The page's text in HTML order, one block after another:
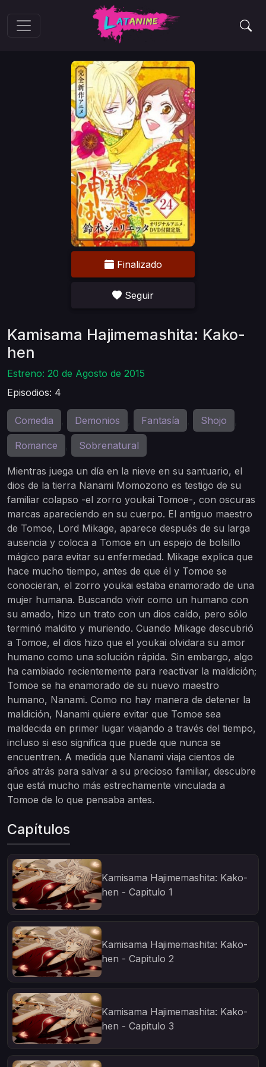
Finalizado
Seguir
Kamisama Hajimemashita: Kako-
hen
Estreno: 20 de Agosto de 2015
Episodios: 4
Comedia Demonios Fantasía Shojo
Romance Sobrenatural
Mientras juega un día en la nieve en su santuario, el
dios de la tierra Nanami Momozono es testigo de su
familiar colapso -el zorro youkai Tomoe-, con oscuras
marcas apareciendo en su cuerpo. El antiguo maestro
de Tomoe, Lord Mikage, aparece después de su larga
ausencia y coloca a Tomoe en un espejo de bolsillo
mágico para evitar su enfermedad. Mikage explica que
hace mucho tiempo, antes de que él y Tomoe se
conocieran, el zorro youkai estaba enamorado de una
mujer humana. Buscando vivir como un humano con
su amado, hizo un trato con un dios caído, pero sólo
terminó maldito y muriendo. Cuando Mikage descubrió
a Tomoe, el dios hizo que el youkai olvidara su amor
humano como una solución rápida. Sin embargo, algo
ha cambiado recientemente para reactivar la maldición;
Tomoe se ha enamorado de su nuevo maestro
humano, Nanami. Como no hay manera de detener la
maldición, Nanami quiere evitar que Tomoe sea
maldecida en primer lugar viajando a través del tiempo,
incluso si eso significa que puede que nunca se
encuentren. A medida que Nanami viaja cientos de
años atrás para salvar a su precioso familiar, descubre
que está mucho más estrechamente vinculada a
Tomoe de lo que pensaba antes.
Capítulos
Kamisama Hajimemashita: Kako-
hen - Capitulo 1
Kamisama Hajimemashita: Kako-
hen - Capitulo 2
Kamisama Hajimemashita: Kako-
hen - Capitulo 3